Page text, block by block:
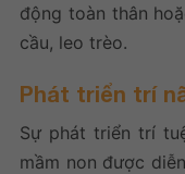
động toàn thân
cầu, leo trèo.
Phát triển trí
Sự phát triển trí
mầm non được